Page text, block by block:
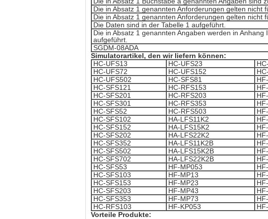
Die in Absatz 1 genannten Anforderungen gelten nicht
Die in Absatz 1 genannten Anforderungen gelten nicht
Die Daten sind in der Tabelle 1 aufgeführt.
Die in Absatz 1 genannten Angaben werden in Anhang
aufgeführt.
SGDM-08ADA
Simulatorartikel, den wir liefern können:
HC-UFS13
HC-UFS23
HC-UFS72
HC-UFS152
HC-UFS502
HC-SFS81
HC-SFS121
HC-RFS153
HC-SFS201
HC-RFS203
HC-SFS301
HC-RFS353
HC-SFS52
HC-RFS503
HC-SFS102
HA-LFS11K2
HC-SFS152
HA-LFS15K2
HC-SFS202
HA-LFS22K2
HC-SFS352
HA-LFS11K2B
HC-SFS502
HA-LFS15K2B
HC-SFS702
HA-LFS22K2B
HC-SFS53
HF-MP053
HC-SFS103
HF-MP13
HC-SFS153
HF-MP23
HC-SFS203
HF-MP43
HC-SFS353
HF-MP73
HC-RFS103
HF-KP053
Vorteile Produkte: